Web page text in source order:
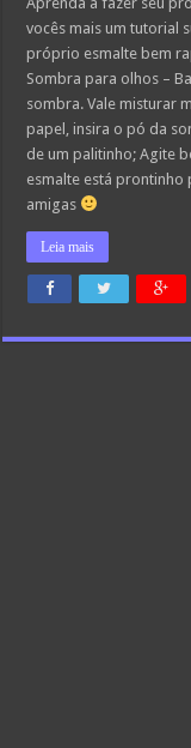
vocês mais um tutorial
próprio esmalte bem
Sombra para olhos –
sombra. Vale misturar
papel, insira o pó da
de um palitinho; Agite
esmalte está prontinho
amigas
Leia mais